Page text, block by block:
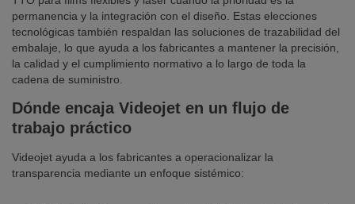
permanencia y la integración con el diseño. Estas elecciones
tecnológicas también respaldan las soluciones de trazabilidad del
embalaje, lo que ayuda a los fabricantes a mantener la precisión,
la calidad y el cumplimiento normativo a lo largo de toda la
cadena de suministro.
Dónde encaja Videojet en un flujo de
trabajo práctico
Videojet ayuda a los fabricantes a operacionalizar la
transparencia mediante un enfoque sistémico: